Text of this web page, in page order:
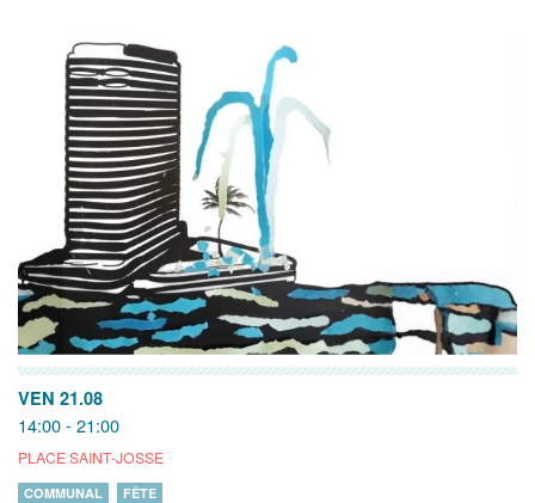
VEN 21.08
14:00 - 21:00
PLACE SAINT-JOSSE
COMMUNAL FÊTE